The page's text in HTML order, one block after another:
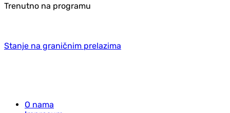
Trenutno na programu
Stanje na graničnim prelazima
O nama